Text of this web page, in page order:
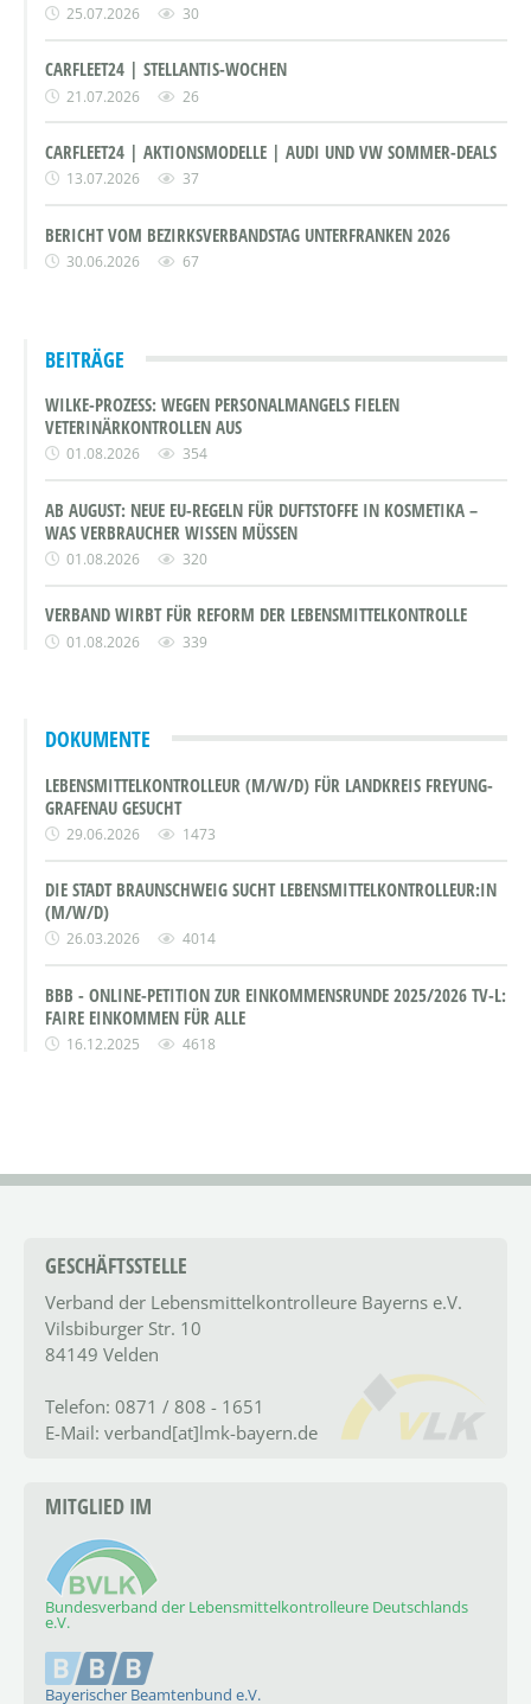
25.07.2026 30
CARFLEET24 | STELLANTIS-WOCHEN
21.07.2026 26
CARFLEET24 | AKTIONSMODELLE | AUDI UND VW SOMMER-DEALS
13.07.2026 37
BERICHT VOM BEZIRKSVERBANDSTAG UNTERFRANKEN 2026
30.06.2026 67
BEITRÄGE
WILKE-PROZESS: WEGEN PERSONALMANGELS FIELEN
VETERINÄRKONTROLLEN AUS
01.08.2026 354
AB AUGUST: NEUE EU-REGELN FÜR DUFTSTOFFE IN KOSMETIKA –
WAS VERBRAUCHER WISSEN MÜSSEN
01.08.2026 320
VERBAND WIRBT FÜR REFORM DER LEBENSMITTELKONTROLLE
01.08.2026 339
DOKUMENTE
LEBENSMITTELKONTROLLEUR (M/W/D) FÜR LANDKREIS FREYUNG-
GRAFENAU GESUCHT
29.06.2026 1473
DIE STADT BRAUNSCHWEIG SUCHT LEBENSMITTELKONTROLLEUR:IN
(M/W/D)
26.03.2026 4014
BBB - ONLINE-PETITION ZUR EINKOMMENSRUNDE 2025/2026 TV-L:
FAIRE EINKOMMEN FÜR ALLE
16.12.2025 4618
GESCHÄFTSSTELLE
Verband der Lebensmittel­kontrolleure Bayerns e.V.
Vilsbiburger Str. 10
84149 Velden
Telefon: 0871 / 808 - 1651
E-Mail: verband[at]lmk-bayern.de
MITGLIED IM
Bundesverband der Lebensmittelkontrolleure Deutschlands
e.V.
Bayerischer Beamtenbund e.V.